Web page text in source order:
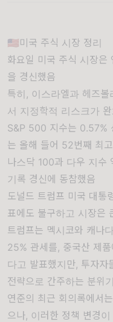
🇺🇸미국 주식 시장 정리
화요일 미국 주식 시장은
을 경신했음
특히, 이스라엘과 헤즈
서 지정학적 리스크가
S&P 500 지수는 0.57%
는 올해 들어 52번째 최
나스닥 100과 다우 지수
기록 경신에 동참했음
도널드 트럼프 미국 대통
표에도 불구하고 시장은
트럼프는 멕시코와 캐나
25% 관세를, 중국산 제
다고 발표했지만, 투자자
전략으로 간주하는 분위
연준의 최근 회의록에서
으나, 이러한 정책 변경